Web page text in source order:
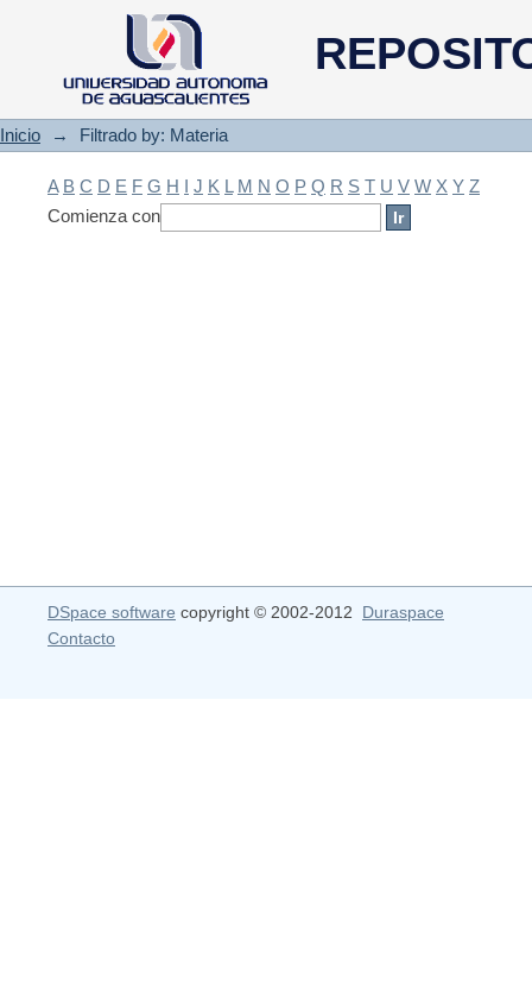
Filtrado by: Materia
Inicio → Filtrado by: Materia
A B C D E F G H I J K L M N O P Q R S T U V W X Y Z
Comienza con
DSpace software copyright © 2002-2012 Duraspace
Contacto